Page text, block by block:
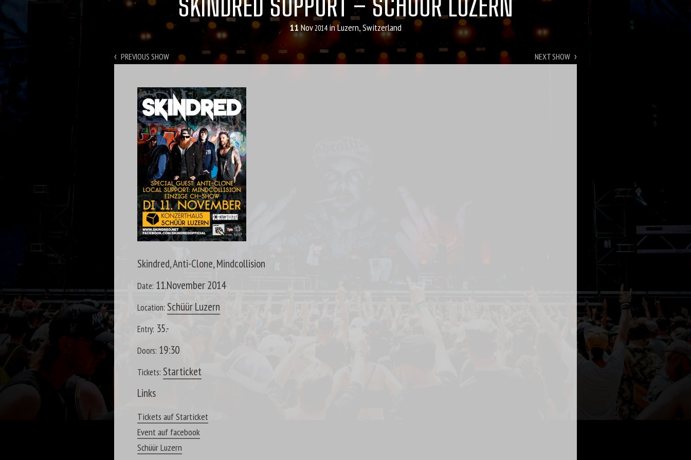
11 Nov 2014 in Luzern, Switzerland
‹ PREVIOUS SHOW NEXT SHOW ›
Skindred, Anti-Clone, Mindcollision
Date: 11.November 2014
Location: Schüür Luzern
Entry: 35.-
Doors: 19:30
Tickets: Starticket
Links
Tickets auf Starticket
Event auf facebook
Schüür Luzern